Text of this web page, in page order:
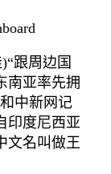
跟周边国
南亚率先拥
中新网记
印度尼西亚
文名叫做王